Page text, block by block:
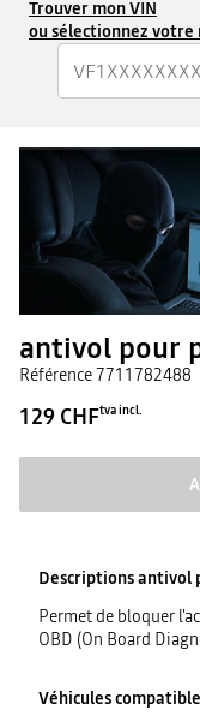
Trouver mon VIN
ou sélectionnez votre
antivol pour
Référence7711782488
129 CHFtva incl.
Descriptionsantivol
Permet de bloquer
OBD (On Board
Véhicules